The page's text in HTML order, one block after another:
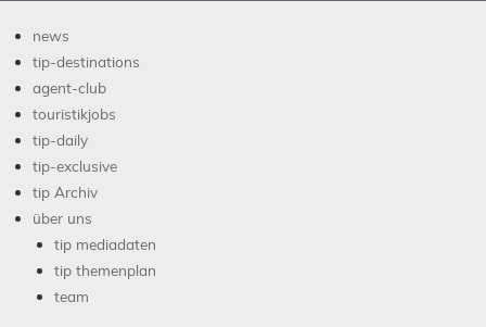
news
tip-destinations
agent-club
touristikjobs
tip-daily
tip-exclusive
tip Archiv
über uns
tip mediadaten
tip themenplan
team